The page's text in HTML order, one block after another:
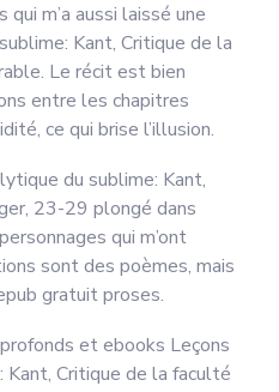
m’a aussi laissé une
Kant, Critique de la
Le récit est bien
entre les chapitres
ce qui brise l’illusion.
du sublime: Kant,
23-29 plongé dans
qui m’ont
sont des poèmes, mais
gratuit proses.
et ebooks Leçons
Kant, Critique de la faculté